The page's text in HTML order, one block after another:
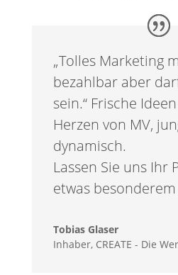
„Tolles Marketing
bezahlbar aber
sein.“ Frische
Herzen von MV,
dynamisch.
Lassen Sie uns Ihr
etwas
Tobias Glaser
Inhaber, CREATE - Die